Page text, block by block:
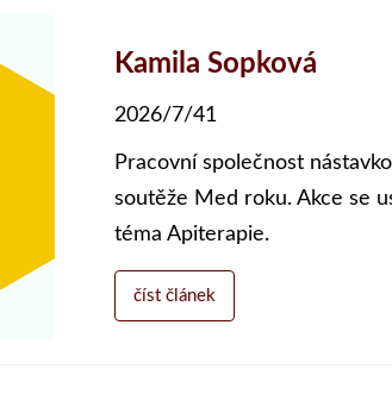
Kamila Sopková
2026/7/41
Pracovní společnost
soutěže Med roku. Akce se
téma Apiterapie.
číst článek